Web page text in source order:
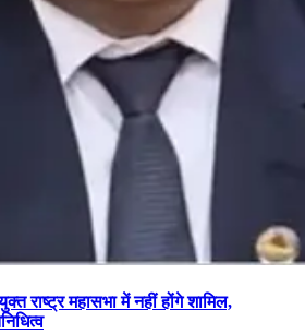
राष्ट्र महासभा में नहीं होंगे शामिल,